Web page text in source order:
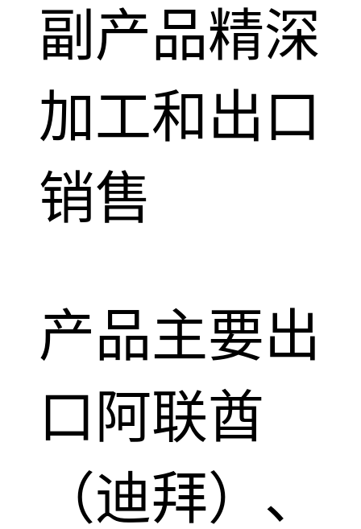
副产品精深
加工和出口
销售
产品主要出
口阿联酋
（迪拜）、